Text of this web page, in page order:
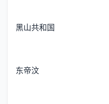
黑山共和国
东帝汶